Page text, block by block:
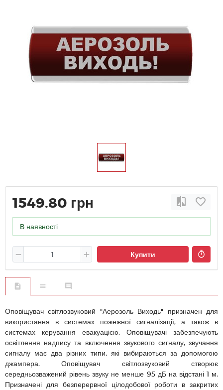
1549.80 грн
В наявності
Купити
Оповіщувач світлозвуковий "Аерозоль Виходь" призначен для
використання в системах пожежної сигналізації, а також в
системах керування евакуацією. Оповіщувачі забезпечують
освітлення надпису та включення звукового сигналу, звучання
сигналу має два різних типи, які вибираються за допомогою
джампера. Оповіщувач світлозвуковий створює
середньозважений рівень звуку не менше 95 дБ на відстані 1 м.
Призначені для безперервної цілодобової роботи в закритих